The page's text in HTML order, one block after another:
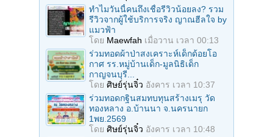
ทำไมวันนี้คนถึงเชื่อรีวิวน้อยลง? รวม
รีวิวจากผู้ใช้บริการจริง ญาณฮีลใจ by
แมวฟ้า
โดย Maewfah เมื่อวาน เวลา 00:13
ร่วมทอดผ้าป่าสงเคราะห์เด็กด้อยโอ
กาศ รร.หมู่บ้านเด็ก-มูลนิธิเด็ก
กาญจนบุรี...
โดย ศิษย์รุ่นจิ๋ว อังคาร เวลา 10:37
ร่วมทอดกฐินสมทบทุนสร้างเมรุ วัด
ทองหลาง อ.บ้านนา จ.นครนายก
1พย.2569
โดย ศิษย์รุ่นจิ๋ว อังคาร เวลา 10:48